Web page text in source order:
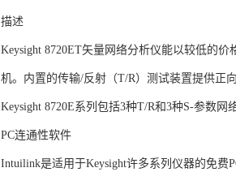
描述
Keysight 8720ET矢量网络分析仪能以较低的
机。内置的传输/反射（T/R）测试装置提供正
Keysight 8720E系列包括3种T/R和3种S-参数网
PC连通性软件
Intuilink是适用于Keysight许多系列仪器的免费